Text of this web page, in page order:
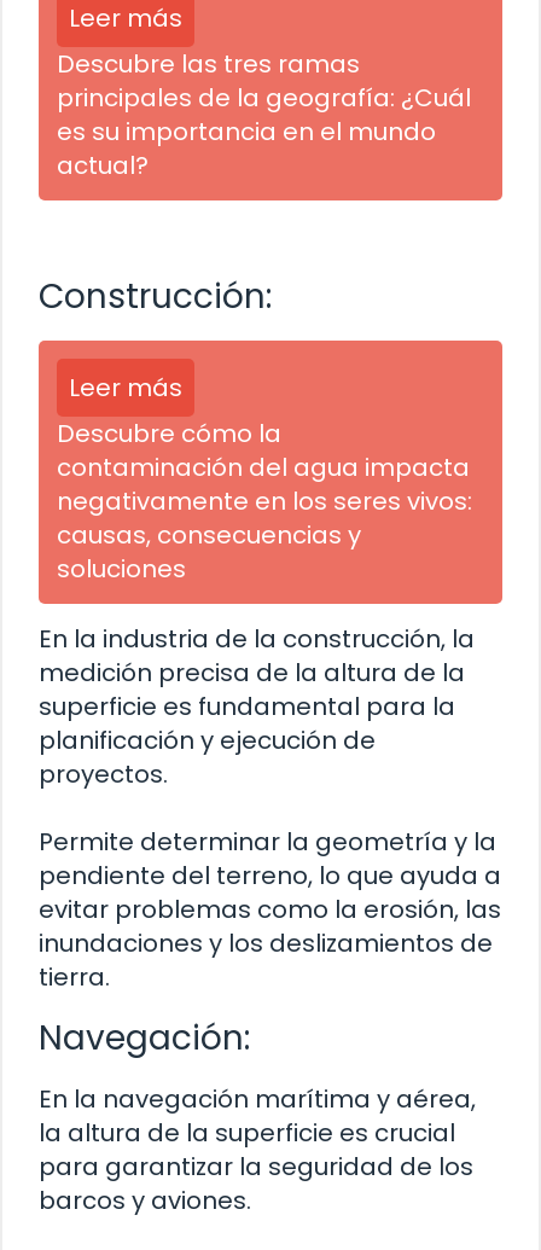
Leer más
Descubre las tres ramas
principales de la geografía: ¿Cuál
es su importancia en el mundo
actual?
Construcción:
Leer más
Descubre cómo la
contaminación del agua impacta
negativamente en los seres vivos:
causas, consecuencias y
soluciones
En la industria de la construcción, la
medición precisa de la altura de la
superficie es fundamental para la
planificación y ejecución de
proyectos.
Permite determinar la geometría y la
pendiente del terreno, lo que ayuda a
evitar problemas como la erosión, las
inundaciones y los deslizamientos de
tierra.
Navegación:
En la navegación marítima y aérea,
la altura de la superficie es crucial
para garantizar la seguridad de los
barcos y aviones.